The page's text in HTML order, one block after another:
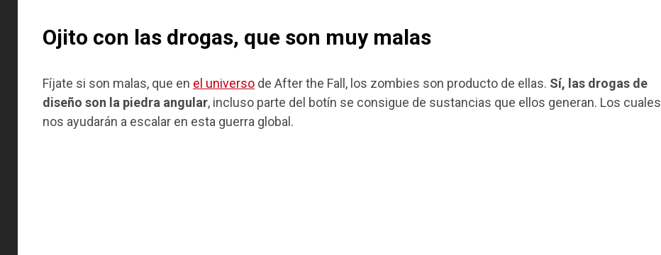
Ojito con las drogas, que son muy malas
Fíjate si son malas, que en el universo de After the Fall, los zombies son producto de ellas. Sí, las drogas de
diseño son la piedra angular, incluso parte del botín se consigue de sustancias que ellos generan. Los cuales
nos ayudarán a escalar en esta guerra global.